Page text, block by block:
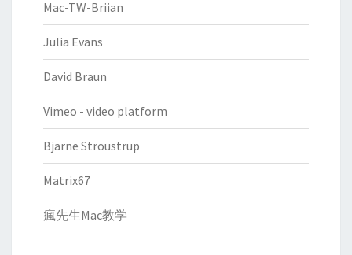
Mac-TW-Briian
Julia Evans
David Braun
Vimeo - video platform
Bjarne Stroustrup
Matrix67
瘋先生Mac教学